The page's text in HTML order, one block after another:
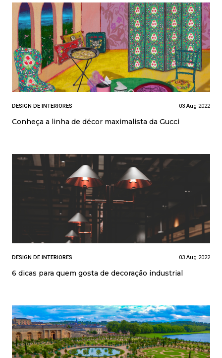
DESIGN DE INTERIORES 03 Aug 2022
Conheça a linha de décor maximalista da Gucci
DESIGN DE INTERIORES 03 Aug 2022
6 dicas para quem gosta de decoração industrial